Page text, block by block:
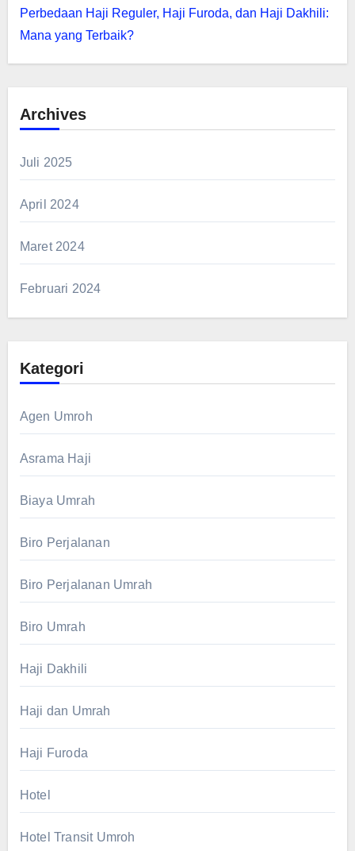
Perbedaan Haji Reguler, Haji Furoda, dan Haji Dakhili:
Mana yang Terbaik?
Archives
Juli 2025
April 2024
Maret 2024
Februari 2024
Kategori
Agen Umroh
Asrama Haji
Biaya Umrah
Biro Perjalanan
Biro Perjalanan Umrah
Biro Umrah
Haji Dakhili
Haji dan Umrah
Haji Furoda
Hotel
Hotel Transit Umroh